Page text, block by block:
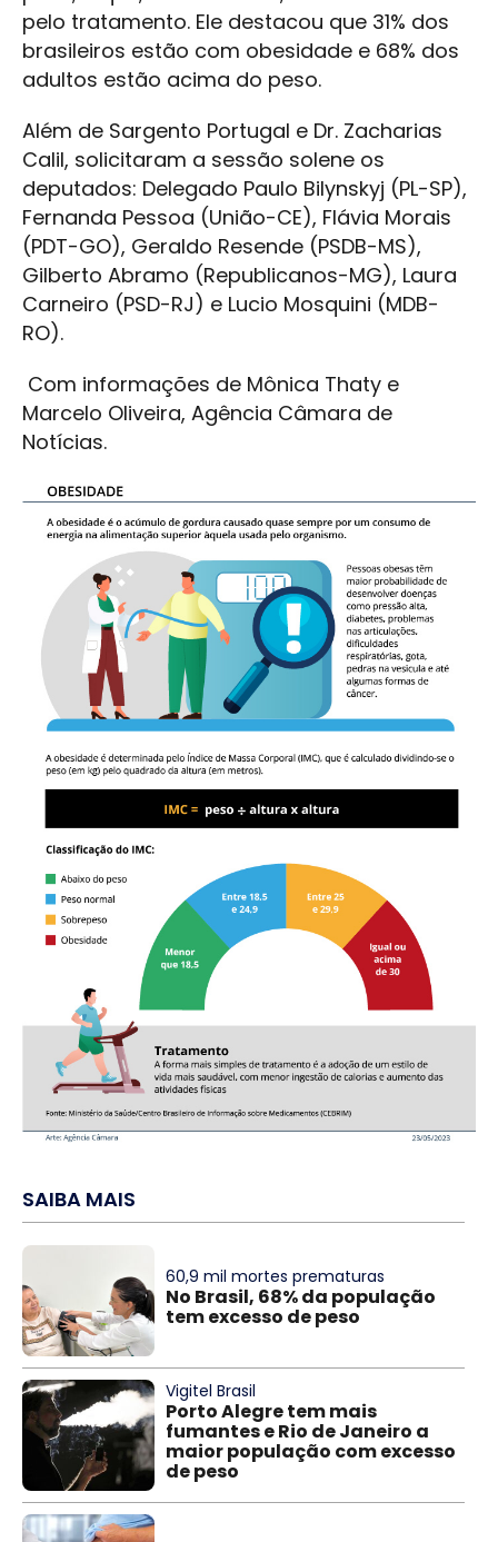
pelo tratamento. Ele destacou que 31% dos
brasileiros estão com obesidade e 68% dos
adultos estão acima do peso.
Além de Sargento Portugal e Dr. Zacharias
Calil, solicitaram a sessão solene os
deputados: Delegado Paulo Bilynskyj (PL-SP),
Fernanda Pessoa (União-CE), Flávia Morais
(PDT-GO), Geraldo Resende (PSDB-MS),
Gilberto Abramo (Republicanos-MG), Laura
Carneiro (PSD-RJ) e Lucio Mosquini (MDB-
RO).
Com informações de Mônica Thaty e
Marcelo Oliveira, Agência Câmara de
Notícias.
SAIBA MAIS
60,9 mil mortes prematuras
No Brasil, 68% da população
tem excesso de peso
Vigitel Brasil
Porto Alegre tem mais
fumantes e Rio de Janeiro a
maior população com excesso
de peso